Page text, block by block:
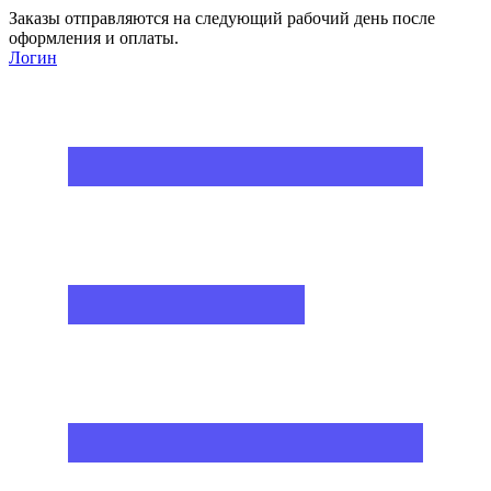
Заказы отправляются на следующий рабочий день после
оформления и оплаты.
Логин